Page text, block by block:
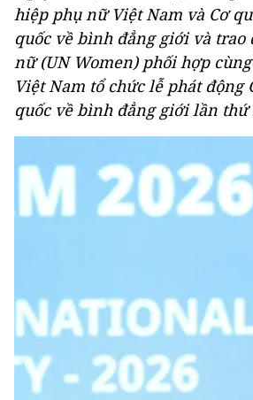
hiệp phụ nữ Việt Nam và Cơ
quốc về bình đẳng giới và trao
nữ (UN Women) phối hợp
Việt Nam tổ chức lễ phát động
quốc về bình đẳng giới lần thứ